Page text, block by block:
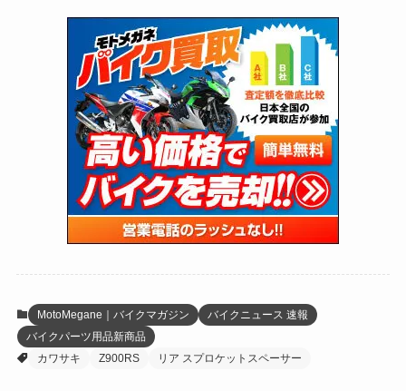
(51)
(34)
(5)
(12)
(63)
(109)
(16)
(25)
(24)
(47)
(15)
(5)
(16)
(62)
(4)
(6)
(17)
(5)
(131)
(38)
(131)
(167)
(85)
(21)
(61)
(171)
(98)
(13)
(60)
(274)
(171)
(38)
(47)
(59)
(16)
(141)
(254)
(204)
(166)
(23)
(33)
(34)
(35)
(41)
(415)
(16)
(72) (126)
(170)
(118)
(27)
(1,605)
(147)
(13)
(19)
(12)
(16)
MotoMegane｜バイクマガジン
バイクニュース 速報
バイクパーツ用品新商品
カワサキ
Z900RS リア スプロケットスペーサー